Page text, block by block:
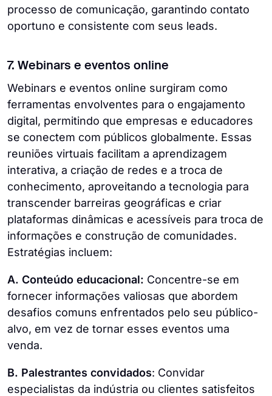
processo de comunicação, garantindo contato
oportuno e consistente com seus leads.
7. Webinars e eventos online
Webinars e eventos online surgiram como
ferramentas envolventes para o engajamento
digital, permitindo que empresas e educadores
se conectem com públicos globalmente. Essas
reuniões virtuais facilitam a aprendizagem
interativa, a criação de redes e a troca de
conhecimento, aproveitando a tecnologia para
transcender barreiras geográficas e criar
plataformas dinâmicas e acessíveis para troca de
informações e construção de comunidades.
Estratégias incluem:
A. Conteúdo educacional: Concentre-se em
fornecer informações valiosas que abordem
desafios comuns enfrentados pelo seu público-
alvo, em vez de tornar esses eventos uma
venda.
B. Palestrantes convidados: Convidar
especialistas da indústria ou clientes satisfeitos